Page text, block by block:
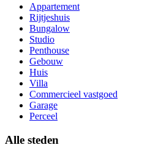
Appartement
Rijtjeshuis
Bungalow
Studio
Penthouse
Gebouw
Huis
Villa
Commercieel vastgoed
Garage
Perceel
Alle steden